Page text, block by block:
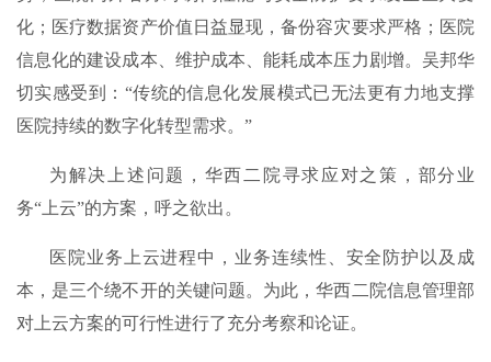
化；医疗数据资产价值日益显现，备份容灾要求严格；医院
信息化的建设成本、维护成本、能耗成本压力剧增。吴邦华
切实感受到：“传统的信息化发展模式已无法更有力地支撑
医院持续的数字化转型需求。”
为解决上述问题，华西二院寻求应对之策，部分业
务“上云”的方案，呼之欲出。
医院业务上云进程中，业务连续性、安全防护以及成
本，是三个绕不开的关键问题。为此，华西二院信息管理部
对上云方案的可行性进行了充分考察和论证。